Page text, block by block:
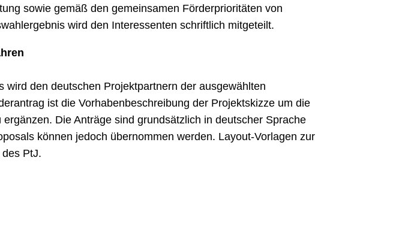
sowie gemäß den gemeinsamen Förderprioritäten von
wird den Interessenten schriftlich mitgeteilt.
den deutschen Projektpartnern der ausgewählten
ist die Vorhabenbeschreibung der Projektskizze um die
Die Anträge sind grundsätzlich in deutscher Sprache
können jedoch übernommen werden. Layout-Vorlagen zur
PtJ.